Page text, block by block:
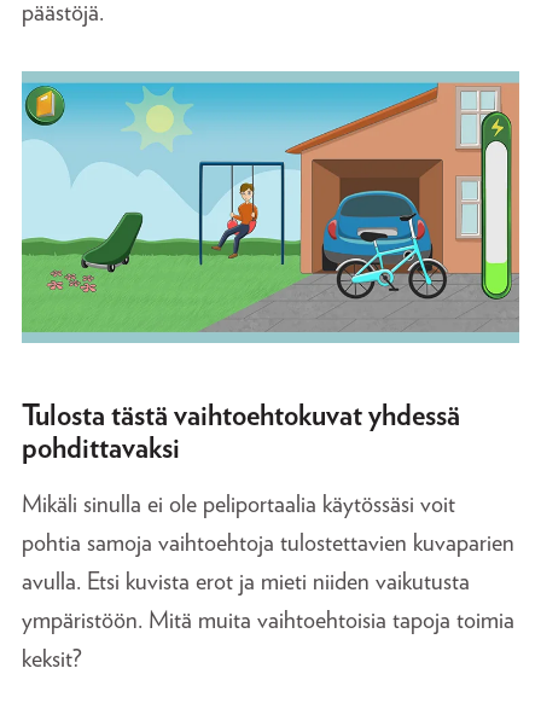
päästöjä.
Tulosta tästä vaihtoehtokuvat yhdessä
pohdittavaksi
Mikäli sinulla ei ole peliportaalia käytössäsi voit
pohtia samoja vaihtoehtoja tulostettavien kuvaparien
avulla. Etsi kuvista erot ja mieti niiden vaikutusta
ympäristöön. Mitä muita vaihtoehtoisia tapoja toimia
keksit?